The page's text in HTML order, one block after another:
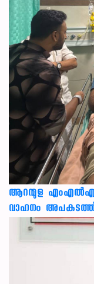
ആറന്മുള എംഎൽഎ
വാഹനം